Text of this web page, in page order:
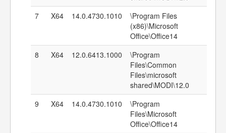
7
X64 14.0.4730.1010
\Program Files
(x86)\Microsoft
Office\Office14
8
X64 12.0.6413.1000
\Program
Files\Common
Files\microsoft
shared\MODI\12.0
9
X64 14.0.4730.1010
\Program
Files\Microsoft
Office\Office14